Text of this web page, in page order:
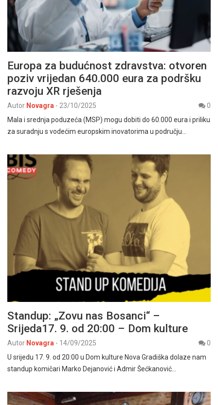
Europa za budućnost zdravstva: otvoren
poziv vrijedan 640.000 eura za podršku
razvoju XR rješenja
Autor Novagra - 23/10/2025
0
Mala i srednja poduzeća (MSP) mogu dobiti do 60.000 eura i priliku
za suradnju s vodećim europskim inovatorima u području…
Standup: „Zovu nas Bosanci“ –
Srijeda17. 9. od 20:00 – Dom kulture
Autor Novagra - 14/09/2025
0
U srijedu 17. 9. od 20:00 u Dom kulture Nova Gradiška dolaze nam
standup komičari Marko Dejanović i Admir Šećkanović…